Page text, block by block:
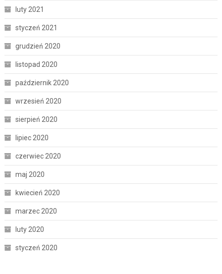
luty 2021
styczeń 2021
grudzień 2020
listopad 2020
październik 2020
wrzesień 2020
sierpień 2020
lipiec 2020
czerwiec 2020
maj 2020
kwiecień 2020
marzec 2020
luty 2020
styczeń 2020